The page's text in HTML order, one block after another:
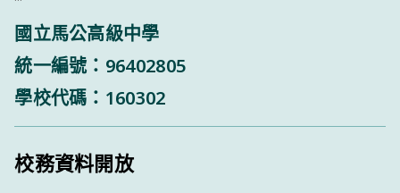
國立馬公高級中學
統一編號：96402805
學校代碼：160302
校務資料開放